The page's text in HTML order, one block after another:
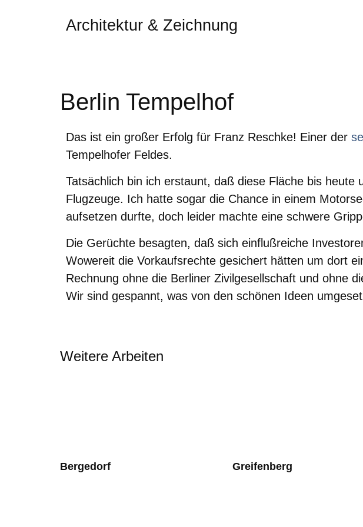
Architektur & Zeichnung
Berlin Tempelhof
Das ist ein großer Erfolg für Franz Reschke! Einer der
Tempelhofer Feldes.
Tatsächlich bin ich erstaunt, daß diese Fläche bis
Flugzeuge. Ich hatte sogar die Chance in einem
aufsetzen durfte, doch leider machte eine schwere
Die Gerüchte besagten, daß sich einflußreiche
Wowereit die Vorkaufsrechte gesichert hätten um dort
Rechnung ohne die Berliner Zivilgesellschaft und ohne
Wir sind gespannt, was von den schönen Ideen
Weitere Arbeiten
Bergedorf Greifenberg